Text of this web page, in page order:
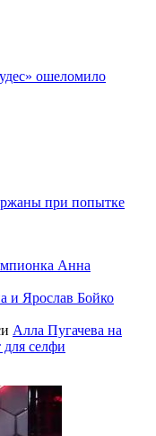
ошеломило
при попытке
Анна
и Ярослав Бойко
Алла Пугачева на
для селфи